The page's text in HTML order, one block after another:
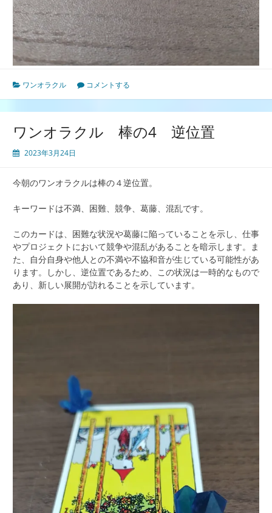
ワンオラクル コメントする
ワンオラクル 棒の4 逆位置
2023年3月24日
今朝のワンオラクルは棒の４逆位置。
キーワードは不満、困難、競争、葛藤、混乱です。
このカードは、困難な状況や葛藤に陥っていることを示し、仕事
やプロジェクトにおいて競争や混乱があることを暗示します。ま
た、自分自身や他人との不満や不協和音が生じている可能性があ
ります。しかし、逆位置であるため、この状況は一時的なもので
あり、新しい展開が訪れることを示しています。